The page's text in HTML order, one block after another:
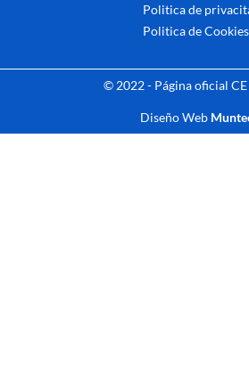
Politica de
Politica de Cookies
© 2022 - Página oficial CE
Diseño Web